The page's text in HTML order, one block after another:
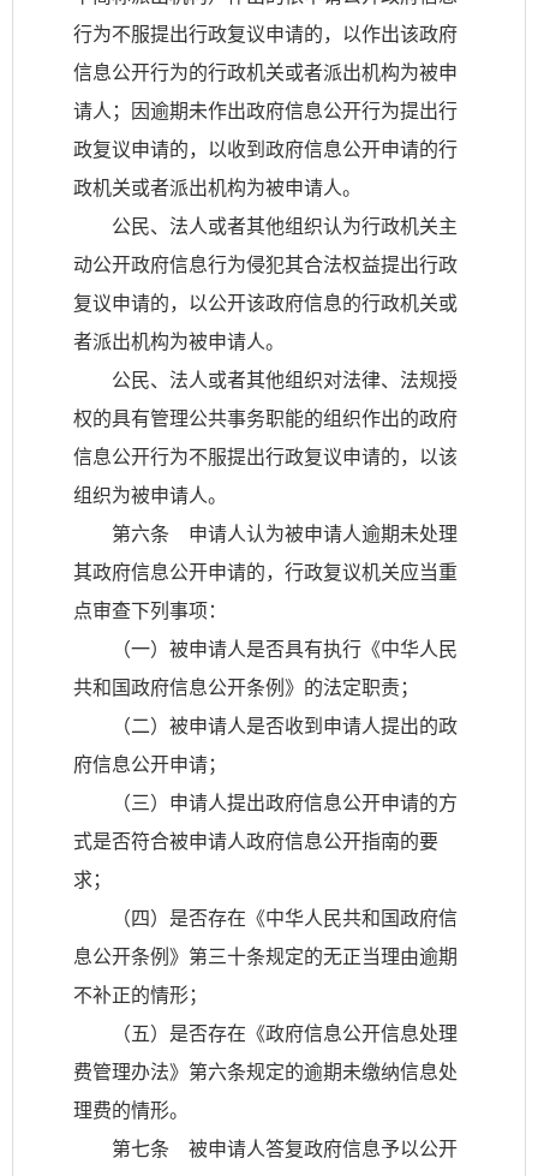
行为不服提出行政复议申请的，以作出该政府
信息公开行为的行政机关或者派出机构为被申
请人；因逾期未作出政府信息公开行为提出行
政复议申请的，以收到政府信息公开申请的行
政机关或者派出机构为被申请人。
公民、法人或者其他组织认为行政机关主
动公开政府信息行为侵犯其合法权益提出行政
复议申请的，以公开该政府信息的行政机关或
者派出机构为被申请人。
公民、法人或者其他组织对法律、法规授
权的具有管理公共事务职能的组织作出的政府
信息公开行为不服提出行政复议申请的，以该
组织为被申请人。
第六条 申请人认为被申请人逾期未处理
其政府信息公开申请的，行政复议机关应当重
点审查下列事项：
（一）被申请人是否具有执行《中华人民
共和国政府信息公开条例》的法定职责；
（二）被申请人是否收到申请人提出的政
府信息公开申请；
（三）申请人提出政府信息公开申请的方
式是否符合被申请人政府信息公开指南的要
求；
（四）是否存在《中华人民共和国政府信
息公开条例》第三十条规定的无正当理由逾期
不补正的情形；
（五）是否存在《政府信息公开信息处理
费管理办法》第六条规定的逾期未缴纳信息处
理费的情形。
第七条 被申请人答复政府信息予以公开